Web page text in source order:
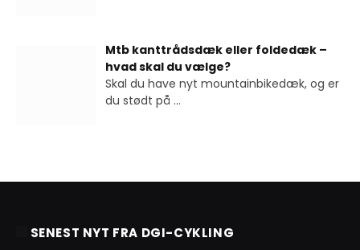
Mtb kanttrådsdæk eller foldedæk –
hvad skal du vælge?
Skal du have nyt mountainbikedæk, og er
du stødt på ...
SENEST NYT FRA DGI-CYKLING